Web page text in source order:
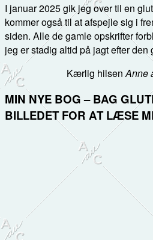
I januar 2025 gik jeg over til en
kommer også til at afspejle sig i
siden. Alle de gamle opskrifter
jeg er stadig altid på jagt efter den
Kærlig hilsenAnne
MIN NYE BOG – BAG
BILLEDET FOR AT LÆSE